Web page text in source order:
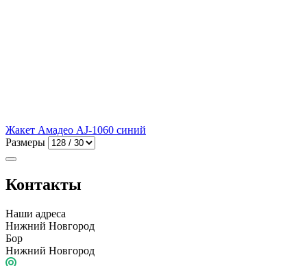
Жакет Амадео AJ-1060 синий
Размеры
Контакты
Наши адреса
Нижний Новгород
Бор
Нижний Новгород